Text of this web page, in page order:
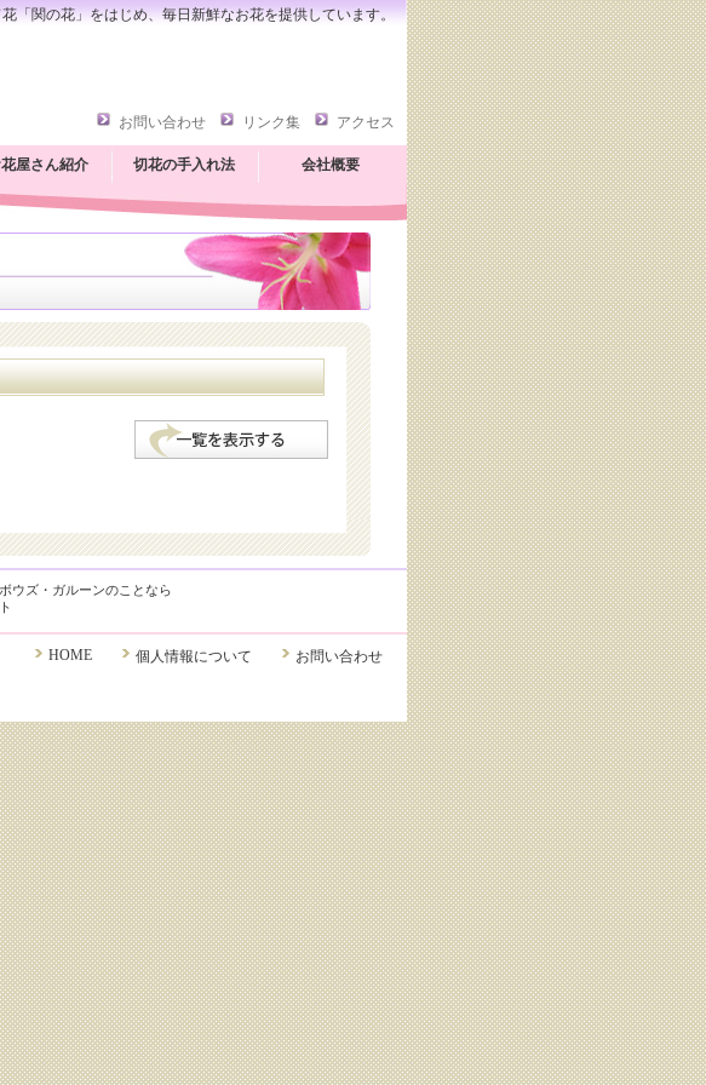
「関の花」をはじめ、毎日新鮮なお花を提供しています。
お問い合わせ リンク集 アクセス
屋さん紹介 切花の手入れ法 会社概要
ウズ・ガルーンのことなら
お問い合わせ
個人情報について
HOME